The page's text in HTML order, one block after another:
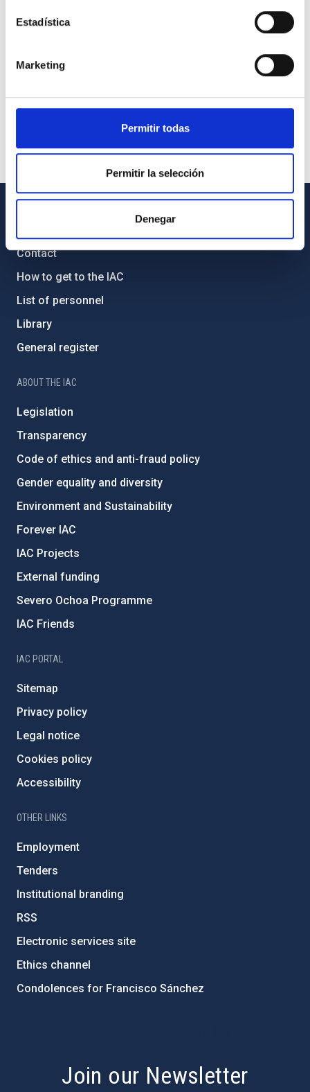
Estadística
Marketing
Permitir todas
Permitir la selección
Denegar
Contact
How to get to the IAC
List of personnel
Library
General register
ABOUT THE IAC
Legislation
Transparency
Code of ethics and anti-fraud policy
Gender equality and diversity
Environment and Sustainability
Forever IAC
IAC Projects
External funding
Severo Ochoa Programme
IAC Friends
IAC PORTAL
Sitemap
Privacy policy
Legal notice
Cookies policy
Accessibility
OTHER LINKS
Employment
Tenders
Institutional branding
RSS
Electronic services site
Ethics channel
Condolences for Francisco Sánchez
Join our Newsletter